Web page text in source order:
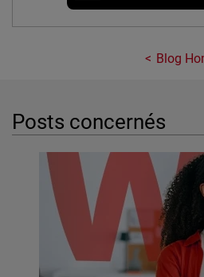
Blog
Posts concernés